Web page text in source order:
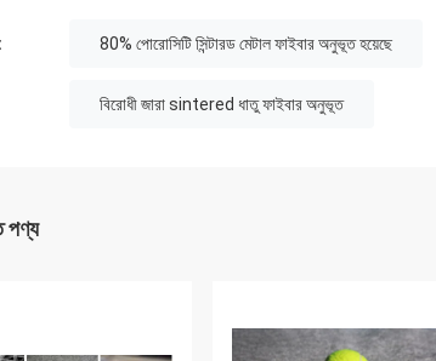
80% পোরোসিটি সিন্টারড মেটাল ফাইবার অনুভূত হয়েছে
বিরোধী জারা sintered ধাতু ফাইবার অনুভূত
পণ্য